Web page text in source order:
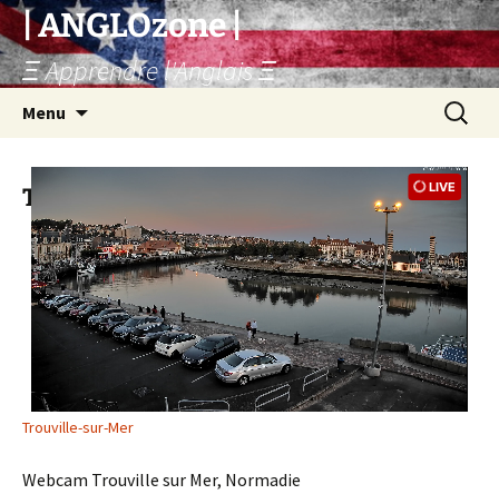
Skip
to
content
| ANGLOzone |
Ξ Apprendre l'Anglais Ξ
Menu
Search
for:
Trouville Port FRANCE
Trouville-sur-Mer
Webcam Trouville sur Mer, Normadie